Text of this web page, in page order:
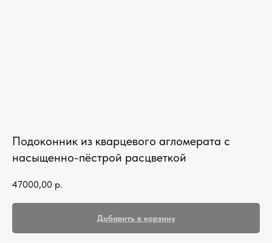
Кухонные фартуки
Стеновые панели из камня
Для кухни и домашнего бара
Подоконник из кварцевого агломерата с
насыщенно-пёстрой расцветкой
47000,00 р.
Добавить в корзину